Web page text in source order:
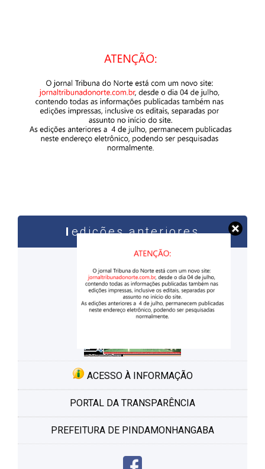
edições anteriores
ACESSO À INFORMAÇÃO
PORTAL DA TRANSPARÊNCIA
PREFEITURA DE PINDAMONHANGABA